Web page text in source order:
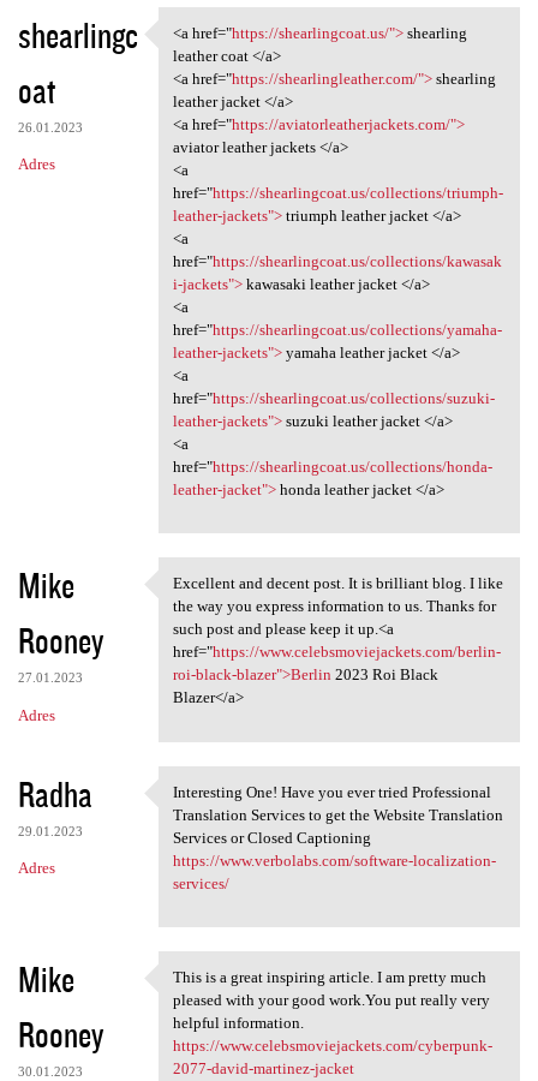
K
o
m
e
n
shearlingc
oat
26.01.2023
Adres
<a href="https:/
<a href="https://shearlingcoat.us/">shearling
leather coat </a>
<a href="https://shearlingleather.com/">shearling
leather jacket </a>
<a href="https://aviatorleatherjackets.com/">
aviator leather jackets </a>
<a
href="https://shearlingcoat.us/collections/triumph-
leather-jackets">triumph leather jacket </a>
<a
href="https://shearlingcoat.us/collections/kawasak
i-jackets">kawasaki leather jacket </a>
<a
href="https://shearlingcoat.us/collections/yamaha-
leather-jackets">yamaha leather jacket </a>
<a
href="https://shearlingcoat.us/collections/suzuki-
leather-jackets">suzuki leather jacket </a>
<a
href="https://shearlingcoat.us/collections/honda-
leather-jacket">honda leather jacket </a>
Mike
Rooney
27.01.2023
Adres
Excellent and decent post. It
Excellent and decent post. It is brilliant blog. I like
the way you express information to us. Thanks for
such post and please keep it up.<a
href="https://www.celebsmoviejackets.com/berlin-
roi-black-blazer">Berlin 2023 Roi Black
Blazer</a>
Radha
29.01.2023
Adres
Interesting One! Have you
Interesting One! Have you ever tried Professional
Translation Services to get the Website Translation
Services or Closed Captioning
https://www.verbolabs.com/software-localization-
services/
Mike
Rooney
30.01.2023
This is a great inspiring
This is a great inspiring article. I am pretty much
pleased with your good work.You put really very
helpful information.
https://www.celebsmoviejackets.com/cyberpunk-
2077-david-martinez-jacket